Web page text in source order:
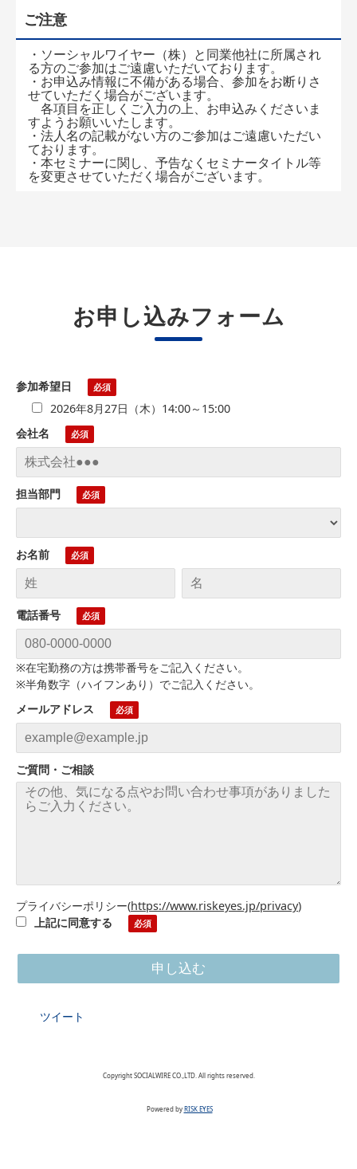
ご注意
・ソーシャルワイヤー（株）と同業他社に所属され
る方のご参加はご遠慮いただいております。
・お申込み情報に不備がある場合、参加をお断りさ
せていただく場合がございます。
各項目を正しくご入力の上、お申込みくださいま
すようお願いいたします。
・法人名の記載がない方のご参加はご遠慮いただい
ております。
・本セミナーに関し、予告なくセミナータイトル等
を変更させていただく場合がございます。
お申し込みフォーム
参加希望日
2026年8月27日（木）14:00～15:00
会社名
担当部門
お名前
電話番号
※在宅勤務の方は携帯番号をご記入ください。
※半角数字（ハイフンあり）でご記入ください。
メールアドレス
ご質問・ご相談
プライバシーポリシー(https://www.riskeyes.jp/privacy)
上記に同意する
ツイート
Copyright SOCIALWIRE CO.,LTD. All rights reserved.
Powered byRISK EYES